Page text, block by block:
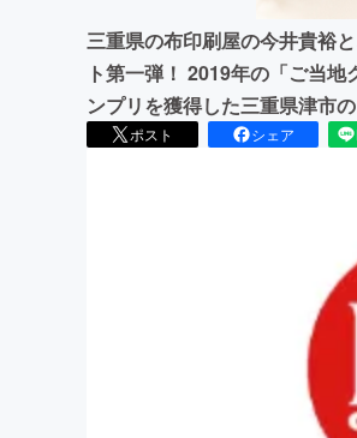
三重県の布印刷屋の今井貴裕
ト第一弾！ 2019年の「ご当
ンプリを獲得した三重県津市
ポスト シェア